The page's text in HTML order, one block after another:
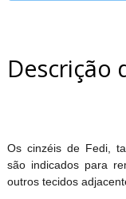
Descrição
Os cinzéis de Fedi,
são indicados para
outros tecidos